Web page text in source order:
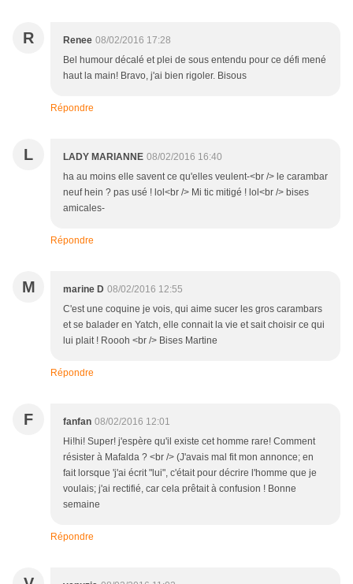
R Renee 08/02/2016 17:28
Bel humour décalé et plei de sous entendu pour ce défi mené
haut la main! Bravo, j'ai bien rigoler. Bisous
Répondre
L LADY MARIANNE 08/02/2016 16:40
ha au moins elle savent ce qu'elles veulent-<br /> le carambar
neuf hein ? pas usé ! lol<br /> Mi tic mitigé ! lol<br /> bises
amicales-
Répondre
M marine D 08/02/2016 12:55
C'est une coquine je vois, qui aime sucer les gros carambars
et se balader en Yatch, elle connait la vie et sait choisir ce qui
lui plait ! Roooh <br /> Bises Martine
Répondre
F fanfan 08/02/2016 12:01
Hi!hi! Super! j'espère qu'il existe cet homme rare! Comment
résister à Mafalda ? <br /> (J'avais mal fit mon annonce; en
fait lorsque 'j'ai écrit "lui", c'était pour décrire l'homme que je
voulais; j'ai rectifié, car cela prêtait à confusion ! Bonne
semaine
Répondre